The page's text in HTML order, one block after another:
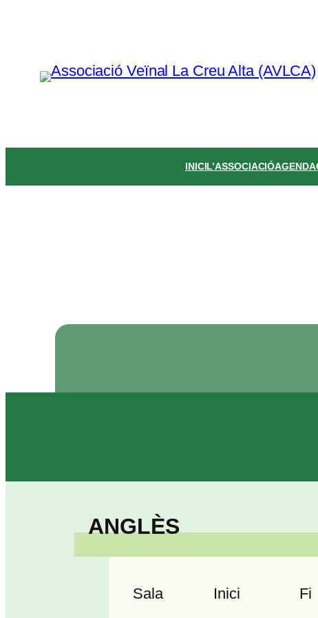
INICIL’ASSOCIACIÓAGENDA
ANGLÈS
Sala Inici Fi